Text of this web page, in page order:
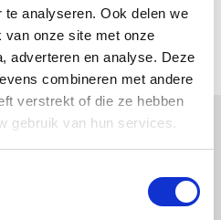
analyseren. Ook delen we
van onze site met onze
adverteren en analyse. Deze
combineren met andere
verstrekt of die ze hebben
gebruik van hun services.
Rechthoek
gratis bezorgd
een9,0/10na2663 beoordelingen